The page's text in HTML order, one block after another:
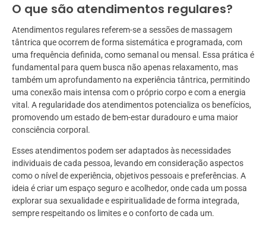
O que são atendimentos regulares?
Atendimentos regulares referem-se a sessões de massagem
tântrica que ocorrem de forma sistemática e programada, com
uma frequência definida, como semanal ou mensal. Essa prática é
fundamental para quem busca não apenas relaxamento, mas
também um aprofundamento na experiência tântrica, permitindo
uma conexão mais intensa com o próprio corpo e com a energia
vital. A regularidade dos atendimentos potencializa os benefícios,
promovendo um estado de bem-estar duradouro e uma maior
consciência corporal.
Esses atendimentos podem ser adaptados às necessidades
individuais de cada pessoa, levando em consideração aspectos
como o nível de experiência, objetivos pessoais e preferências. A
ideia é criar um espaço seguro e acolhedor, onde cada um possa
explorar sua sexualidade e espiritualidade de forma integrada,
sempre respeitando os limites e o conforto de cada um.